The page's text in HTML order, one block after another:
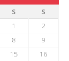
S
S
1
2
8
9
15
16